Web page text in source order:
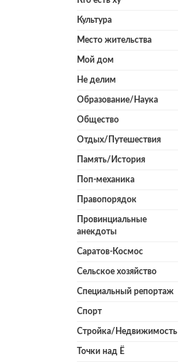
Культура
Место жительства
Мой дом
Не делим
Образование/Наука
Общество
Отдых/Путешествия
Память/История
Поп-механика
Правопорядок
Провинциальные
анекдоты
Саратов-Космос
Сельское хозяйство
Специальный репортаж
Спорт
Стройка/Недвижимость
Точки над Ё